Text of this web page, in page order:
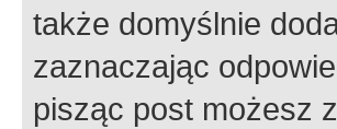
także domyślnie
zaznaczając
pisząc post możesz